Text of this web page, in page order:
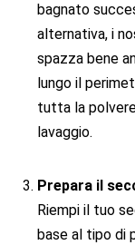
bagnato
alternativa, i
spazza bene
lungo il
tutta la
lavaggio.
Prepara il
Riempi il tuo
base al tipo di